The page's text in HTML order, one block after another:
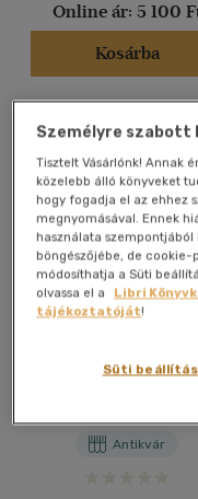
Ár szerint
500 Ft - 2500
2500 Ft - 4500
4500 Ft felett
Korosztály szerint
Gyermek(25)
3 - 6 év(2)
Ifjúsági(938)
10 - 14 év
Online ár: 5 100
Kosárba
Dirty English - Balhés
Antikvár
Személyre szabott
Tisztelt Vásárlónk! Annak
közelebb álló könyveket
hogy fogadja el az ehhez
megnyomásával. Ennek
használata
böngészőjébe, de
módosíthatja a Süti
olvassa el a
Libri
tájékoztatóját!
Süti